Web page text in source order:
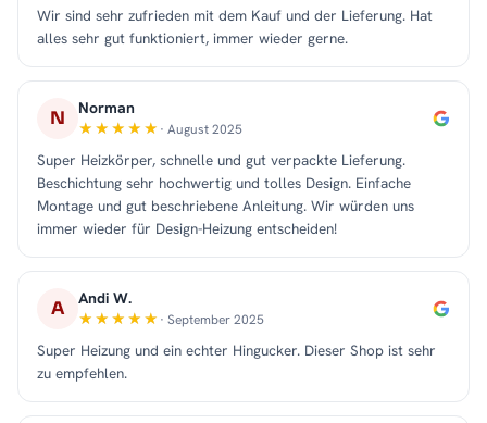
Wir sind sehr zufrieden mit dem Kauf und der Lieferung. Hat
alles sehr gut funktioniert, immer wieder gerne.
N Norman
· August 2025
Super Heizkörper, schnelle und gut verpackte Lieferung.
Beschichtung sehr hochwertig und tolles Design. Einfache
Montage und gut beschriebene Anleitung. Wir würden uns
immer wieder für Design-Heizung entscheiden!
A Andi W.
· September 2025
Super Heizung und ein echter Hingucker. Dieser Shop ist sehr
zu empfehlen.